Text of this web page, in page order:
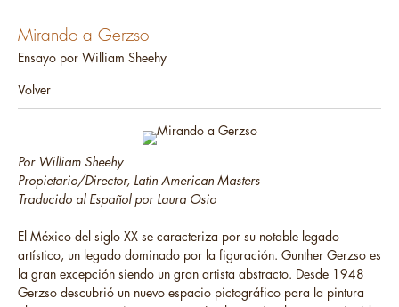
Mirando a Gerzso
Ensayo por William Sheehy
Volver
Por William Sheehy
Propietario/Director, Latin American Masters
Traducido al Español por Laura Osio
El México del siglo XX se caracteriza por su notable legado
artístico, un legado dominado por la figuración. Gunther Gerzso es
la gran excepción siendo un gran artista abstracto. Desde 1948
Gerzso descubrió un nuevo espacio pictográfico para la pintura